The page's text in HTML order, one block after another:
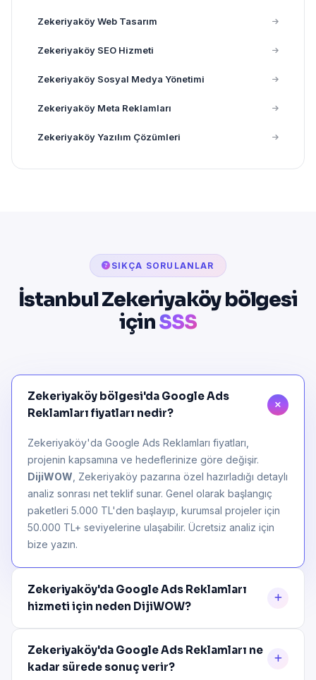
Zekeriyaköy Web Tasarım
Zekeriyaköy SEO Hizmeti
Zekeriyaköy Sosyal Medya Yönetimi
Zekeriyaköy Meta Reklamları
Zekeriyaköy Yazılım Çözümleri
SIKÇA SORULANLAR
İstanbul Zekeriyaköy bölgesi
içinSSS
Zekeriyaköy bölgesi'da Google Ads
Reklamları fiyatları nedir?
Zekeriyaköy'da Google Ads Reklamları fiyatları,
projenin kapsamına ve hedeflerinize göre değişir.
DijiWOW , Zekeriyaköy pazarına özel hazırladığı detaylı
analiz sonrası net teklif sunar. Genel olarak başlangıç
paketleri 5.000 TL'den başlayıp, kurumsal projeler için
50.000 TL+ seviyelerine ulaşabilir. Ücretsiz analiz için
bize yazın.
Zekeriyaköy'da Google Ads Reklamları
hizmeti için neden DijiWOW?
Zekeriyaköy'da Google Ads Reklamları ne
kadar sürede sonuç verir?